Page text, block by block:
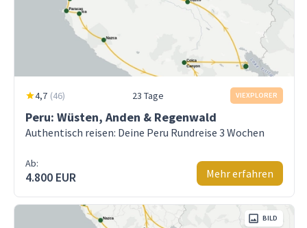
4,7 (46) 23 Tage VIEXPLORER
Peru: Wüsten, Anden & Regenwald
Authentisch reisen: Deine Peru Rundreise 3 Wochen
Ab:
4.800 EUR Mehr erfahren
BILD